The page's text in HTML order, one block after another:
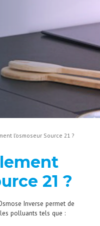
l’osmoseur Source 21 ?
21 ?
Inverse permet de
polluants tels que :